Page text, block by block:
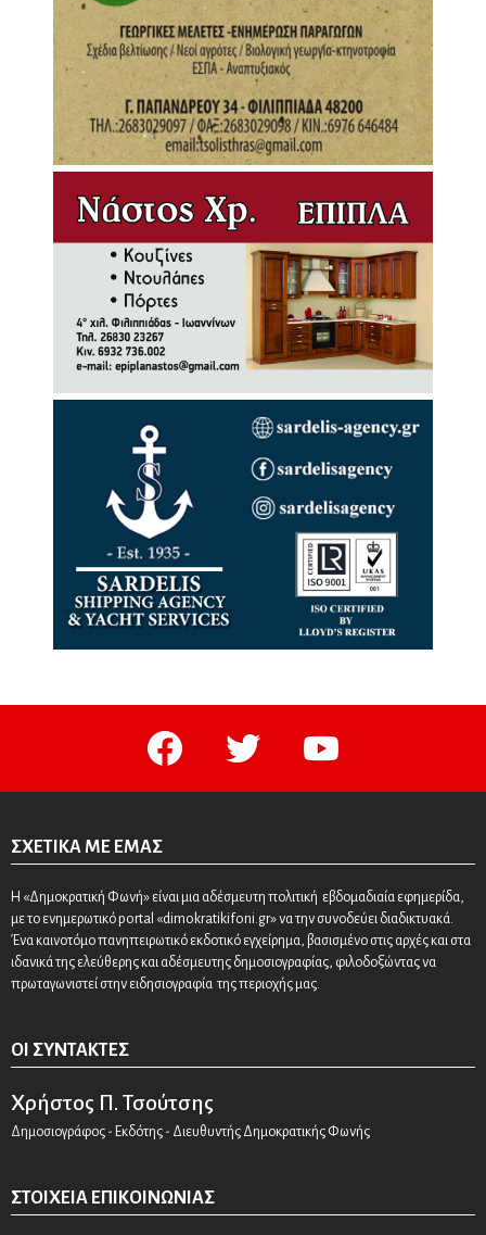
facebook twitter youtube
ΣΧΕΤΙΚΆ ΜΕ ΕΜΆΣ
Η «Δημοκρατική Φωνή» είναι μια αδέσμευτη πολιτική εβδομαδιαία εφημερίδα,
με το ενημερωτικό portal «dimokratikifoni.gr» να την συνοδεύει διαδικτυακά.
Ένα καινοτόμο πανηπειρωτικό εκδοτικό εγχείρημα, βασισμένο στις αρχές και στα
ιδανικά της ελεύθερης και αδέσμευτης δημοσιογραφίας, φιλοδοξώντας να
πρωταγωνιστεί στην ειδησιογραφία της περιοχής μας.
ΟΙ ΣΥΝΤΆΚΤΕΣ
Χρήστος Π. Τσούτσης
Δημοσιογράφος - Εκδότης - Διευθυντής Δημοκρατικής Φωνής
ΣΤΟΙΧΕΊΑ ΕΠΙΚΟΙΝΩΝΊΑΣ